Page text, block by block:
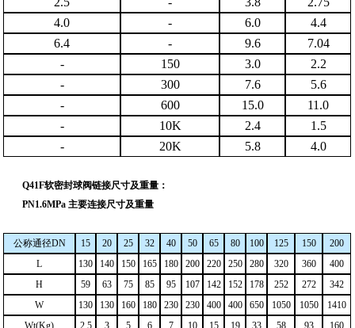
4.0
- 6.0
4.4
6.4
- 9.6
7.04
-
150 3.0
2.2
-
300 7.6
5.6
-
600 15.0
11.0
-
10K 2.4
1.5
-
20K 5.8 4.0
Q41F软密封球阀链接尺寸及重量：
PN1.6MPa 主要连接尺寸及重量
公称通径DN 15 20 25 32 40 50 65 80 100 125 150
200
L
130 140 150 165 180 200 220 250 280 320 360
400
H
59 63 75 85 95 107 142 152 178 252 272
342
W
130 130 160 180 230 230 400 400 650 1050 1050
1410
Wt(Kg)
2.5 3 5 6 7 10 15 19 33 58 93 160